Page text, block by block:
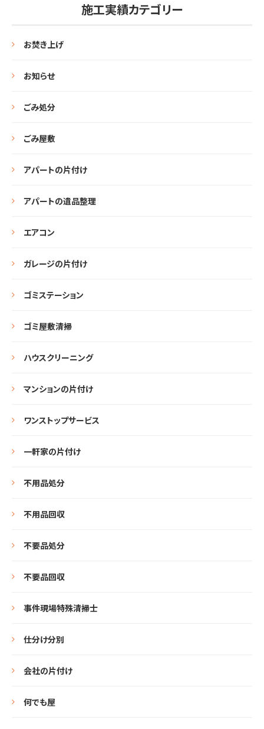
施工実績カテゴリー
お焚き上げ
お知らせ
ごみ処分
ごみ屋敷
アパートの片付け
アパートの遺品整理
エアコン
ガレージの片付け
ゴミステーション
ゴミ屋敷清掃
ハウスクリーニング
マンションの片付け
ワンストップサービス
一軒家の片付け
不用品処分
不用品回収
不要品処分
不要品回収
事件現場特殊清掃士
仕分け分別
会社の片付け
何でも屋